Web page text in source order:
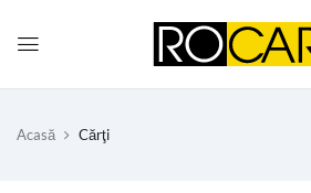
Acasă Cărţi